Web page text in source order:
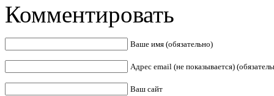
Комментировать
Ваше имя (обязательно)
Адрес email (не показывается)
Ваш сайт